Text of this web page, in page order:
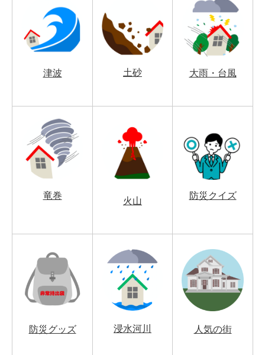
津波 土砂 大雨・台風
竜巻
火山
防災クイズ
防災グッズ 浸水河川 人気の街